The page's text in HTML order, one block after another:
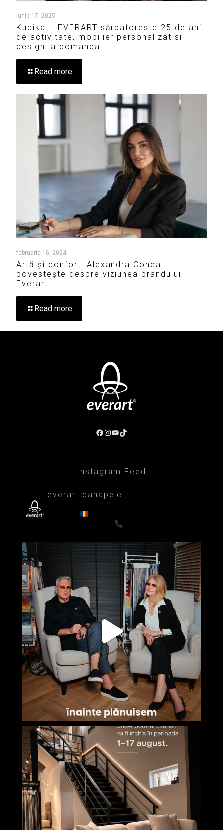
iunie 17, 2025
Kudika – EVERART sărbatoreste 25 de ani
de activitate, mobilier personalizat si
design la comanda
Read more
februarie 16, 2024
Artă și confort: Alexandra Conea
povestește despre viziunea brandului
Everart
Read more
Facebook
Instagram
YouTube
TikTok
Instagram Feed
everart.canapele